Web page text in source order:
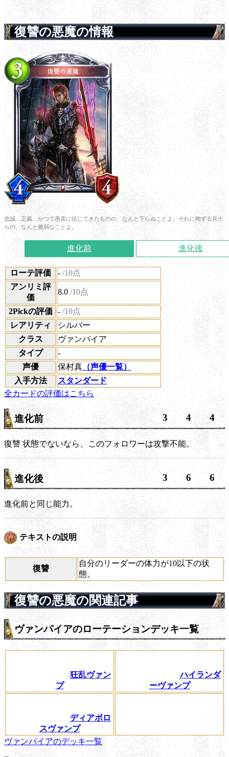
復讐の悪魔の情報
忠誠…正義…かつて愚直に信じてきたものの、なんと下らぬことよ。それに殉ずる兵士
らの、なんと脆弱なことよ。
進化前 進化後
ローテ評価 - /10点
アンリミ評
価
8.0 /10点
2Pickの評価 - /10点
レアリティ
シルバー
クラス
ヴァンパイア
タイプ
-
声優
保村真 （声優一覧）
入手方法
スタンダード
全カードの評価はこちら
進化前 3 4 4
復讐 状態でないなら、このフォロワーは攻撃不能。
進化後 3 6 6
進化前と同じ能力。
テキストの説明
復讐
自分のリーダーの体力が10以下の状
態。
復讐の悪魔の関連記事
ヴァンパイアのローテーションデッキ一覧
狂乱ヴァン
プ
ハイランダ
ーヴァンプ
ディアボロ
スヴァンプ
ヴァンパイアのデッキ一覧